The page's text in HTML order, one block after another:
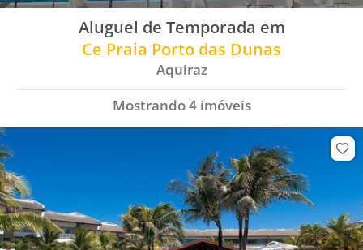
Aluguel de Temporada em
Ce Praia Porto das Dunas
Aquiraz
Mostrando4imóveis